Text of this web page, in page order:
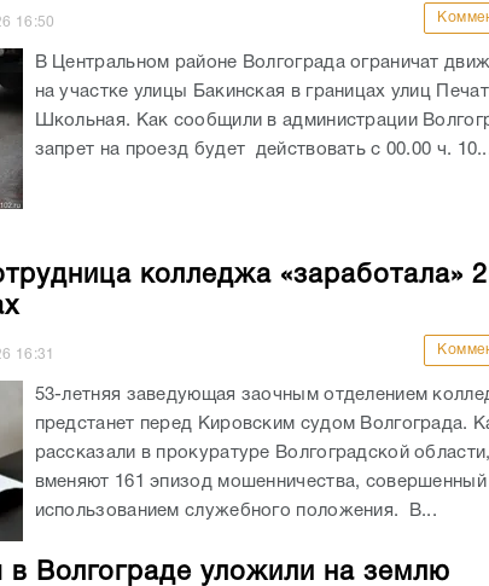
16:50
В Центральном районе Волгограда ограничат
на участке улицы Бакинская в границах улиц
Школьная. Как сообщили в администрации
запрет на проезд будет действовать с 00.00 ч.
колледжа «заработала»
16:31
53-летняя заведующая заочным отделением
предстанет перед Кировским судом Волгограда.
рассказали в прокуратуре Волгоградской
вменяют 161 эпизод мошенничества, совершенный
использованием служебного положения. В...
Волгограде уложили на землю